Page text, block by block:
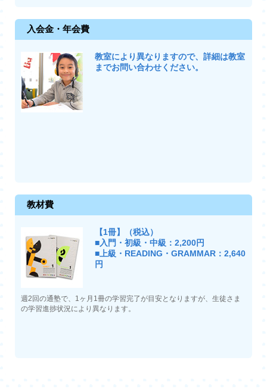
入会金・年会費
教室により異なりますので、詳細は教室
までお問い合わせください。
教材費
【1冊】（税込）
■入門・初級・中級：2,200円
■上級・READING・GRAMMAR：2,640
円
週2回の通塾で、1ヶ月1冊の学習完了が目安となりますが、生徒さま
の学習進捗状況により異なります。